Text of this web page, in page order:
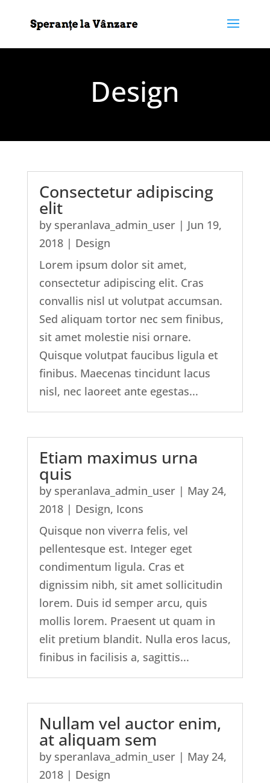
Design
Consectetur adipiscing
elit
by speranlava_admin_user| Jun 19,
2018| Design
Lorem ipsum dolor sit amet,
consectetur adipiscing elit. Cras
convallis nisl ut volutpat accumsan.
Sed aliquam tortor nec sem finibus,
sit amet molestie nisi ornare.
Quisque volutpat faucibus ligula et
finibus. Maecenas tincidunt lacus
nisl, nec laoreet ante egestas...
Etiam maximus urna
quis
by speranlava_admin_user| May 24,
2018| Design, Icons
Quisque non viverra felis, vel
pellentesque est. Integer eget
condimentum ligula. Cras et
dignissim nibh, sit amet sollicitudin
lorem. Duis id semper arcu, quis
mollis lorem. Praesent ut quam in
elit pretium blandit. Nulla eros lacus,
finibus in facilisis a, sagittis...
Nullam vel auctor enim,
at aliquam sem
by speranlava_admin_user| May 24,
2018| Design